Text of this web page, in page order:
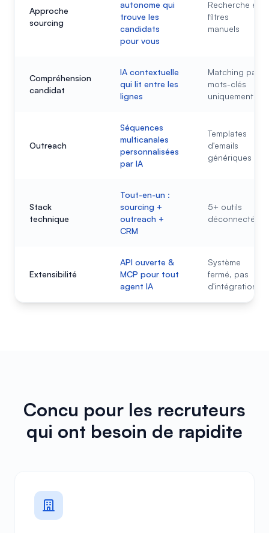
Approche
sourcing
autonome qui
trouve les
candidats
pour vous
Recherche et
filtres
manuels
Compréhension
candidat
IA contextuelle
qui lit entre les
lignes
Matching par
mots-clés
uniquement
Outreach
Séquences
multicanales
personnalisées
par IA
Templates
d'emails
génériques
Stack
technique
Tout-en-un :
sourcing +
outreach +
CRM
5+ outils
déconnectés
Extensibilité
API ouverte &
MCP pour tout
agent IA
Système
fermé, pas
d'intégrations
Concu pour les recruteurs
qui ont besoin de rapidite